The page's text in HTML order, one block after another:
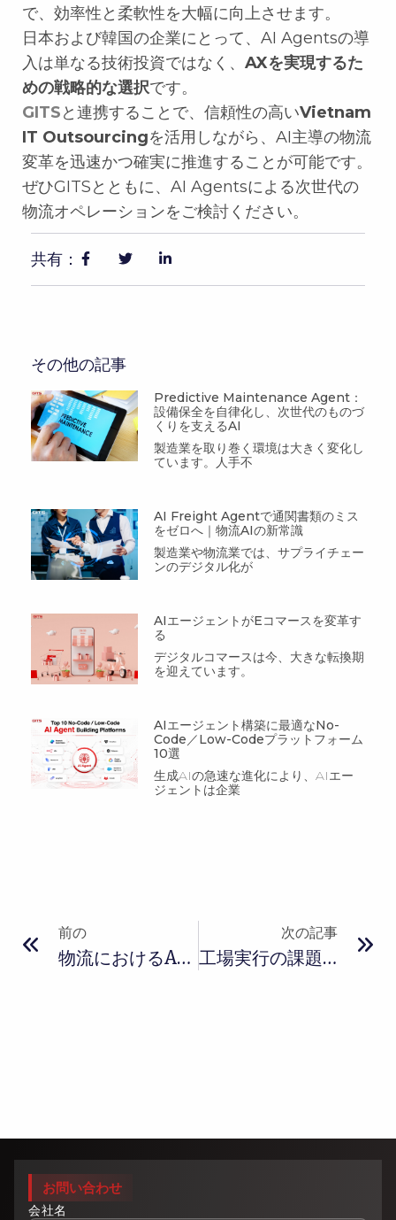
で、効率性と柔軟性を大幅に向上させます。
日本および韓国の企業にとって、AI Agentsの導
入は単なる技術投資ではなく、 AXを実現するた
めの戦略的な選択です。
GITSと連携することで、信頼性の高いVietnam
IT Outsourcingを活用しながら、AI主導の物流
変革を迅速かつ確実に推進することが可能です。
ぜひGITSとともに、AI Agentsによる次世代の
物流オペレーションをご検討ください。
共有：
その他の記事
Predictive Maintenance Agent：
設備保全を自律化し、次世代のものづ
くりを支えるAI
製造業を取り巻く環境は大きく変化し
ています。人手不
AI Freight Agentで通関書類のミス
をゼロへ｜物流AIの新常識
製造業や物流業では、サプライチェー
ンのデジタル化が
AIエージェントがEコマースを変革す
る
デジタルコマースは今、大きな転換期
を迎えています。
AIエージェント構築に最適なNo-
Code／Low-Codeプラットフォーム
10選
生成AIの急速な進化により、AIエー
ジェントは企業
前の
物流におけるAIで実現する最適なサプライチェーン
次の記事
工場実行の課題をAXで解決する方法
お問い合わせ
会社名